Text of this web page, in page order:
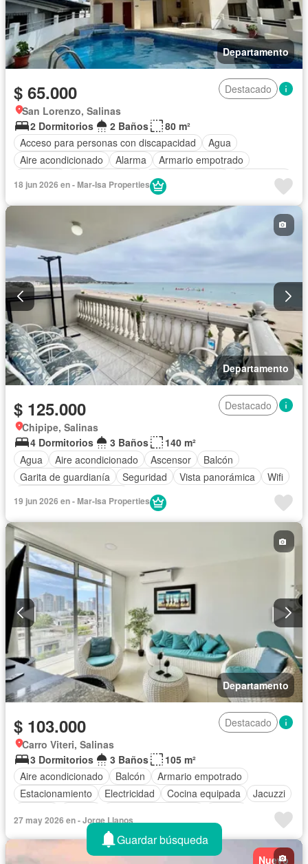
Departamento
$ 65.000
Destacado
San Lorenzo, Salinas
2 Dormitorios
2 Baños
80 m²
Acceso para personas con discapacidad
Agua
Aire acondicionado
Alarma
Armario empotrado
Cocina equipada
Electricidad
Estacionamiento
Garita de guardianía
Jacuzzi
Seguridad
Vista panorámica
Completamente amoblado
18 jun 2026 en - Mar-Isa Properties
Departamento
$ 125.000
Destacado
Chipipe, Salinas
4 Dormitorios
3 Baños
140 m²
Agua
Aire acondicionado Ascensor
Balcón
Garita de guardianía
Seguridad Vista panorámica
Wifi
19 jun 2026 en - Mar-Isa Properties
Departamento
$ 103.000
Destacado
Carro Viteri, Salinas
3 Dormitorios
3 Baños
105 m²
Aire acondicionado
Balcón
Armario empotrado
Estacionamiento
Electricidad Cocina equipada
Jacuzzi
Completamente amoblado
27 may 2026 en - Jorge Llanos
Nuevo
Guardar búsqueda